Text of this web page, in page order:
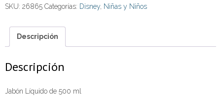
SKU: 26865 Categorías: Disney, Niñas y Niños
Descripción
Descripción
Jabón Líquido de 500 ml